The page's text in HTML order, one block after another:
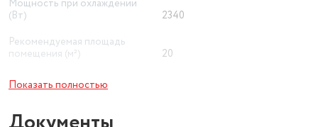
Мощность при охлаждении
(Вт)
2340
Рекомендуемая площадь
помещения (м²)
20
Минимальный уровень шума
внутреннего блока (дБ)
Приточная вентиляция
Показать полностью